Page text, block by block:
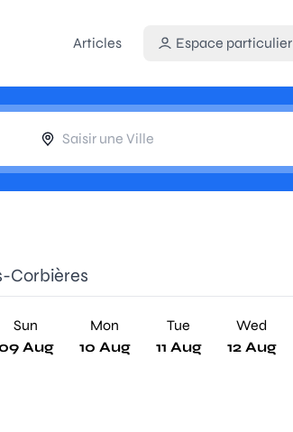
Articles
Espace particulier
Corbières
Sun
Aug
Mon
10 Aug
Tue
11 Aug
Wed
12 Aug